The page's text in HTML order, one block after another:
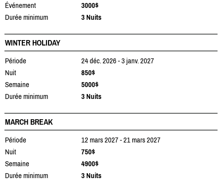
Événement
3000$
Durée minimum
3 Nuits
WINTER HOLIDAY
Période
24 déc. 2026 - 3 janv. 2027
Nuit
850$
Semaine
5000$
Durée minimum
3 Nuits
MARCH BREAK
Période
12 mars 2027 - 21 mars 2027
Nuit
750$
Semaine
4900$
Durée minimum
3 Nuits